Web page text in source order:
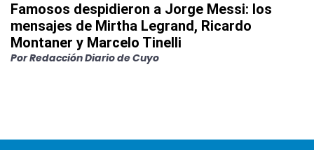
Famosos despidieron a Jorge Messi: los
mensajes de Mirtha Legrand, Ricardo
Montaner y Marcelo Tinelli
PorRedacción Diario de Cuyo